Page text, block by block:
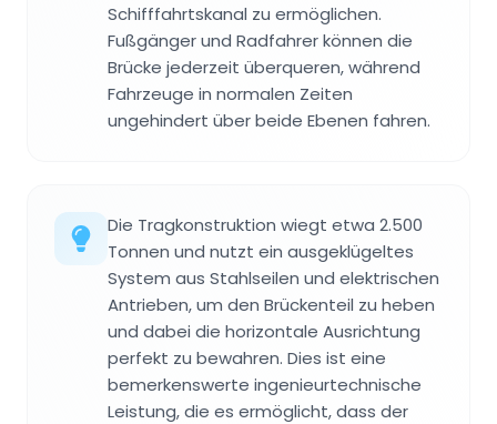
Schifffahrtskanal zu ermöglichen.
Fußgänger und Radfahrer können die
Brücke jederzeit überqueren, während
Fahrzeuge in normalen Zeiten
ungehindert über beide Ebenen fahren.
Die Tragkonstruktion wiegt etwa 2.500
Tonnen und nutzt ein ausgeklügeltes
System aus Stahlseilen und elektrischen
Antrieben, um den Brückenteil zu heben
und dabei die horizontale Ausrichtung
perfekt zu bewahren. Dies ist eine
bemerkenswerte ingenieurtechnische
Leistung, die es ermöglicht, dass der